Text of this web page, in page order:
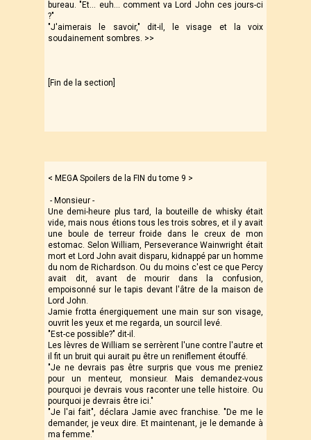
bureau. "Et… euh… comment va Lord John ces jours-ci
?"
"J'aimerais le savoir," dit-il, le visage et la voix
soudainement sombres. >>
[Fin de la section]
< MEGA Spoilers de la FIN du tome 9 >
- Monsieur -
Une demi-heure plus tard, la bouteille de whisky était
vide, mais nous étions tous les trois sobres, et il y avait
une boule de terreur froide dans le creux de mon
estomac. Selon William, Perseverance Wainwright était
mort et Lord John avait disparu, kidnappé par un homme
du nom de Richardson. Ou du moins c'est ce que Percy
avait dit, avant de mourir dans la confusion,
empoisonné sur le tapis devant l'âtre de la maison de
Lord John.
Jamie frotta énergiquement une main sur son visage,
ouvrit les yeux et me regarda, un sourcil levé.
"Est-ce possible?" dit-il.
Les lèvres de William se serrèrent l'une contre l'autre et
il fit un bruit qui aurait pu être un reniflement étouffé.
"Je ne devrais pas être surpris que vous me preniez
pour un menteur, monsieur. Mais demandez-vous
pourquoi je devrais vous raconter une telle histoire. Ou
pourquoi je devrais être ici."
"Je l'ai fait", déclara Jamie avec franchise. "De me le
demander, je veux dire. Et maintenant, je le demande à
ma femme."